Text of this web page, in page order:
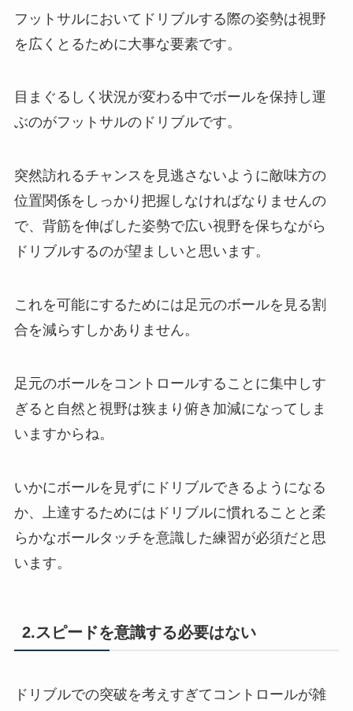
フットサルにおいてドリブルする際の姿勢は視野
を広くとるために大事な要素です。
目まぐるしく状況が変わる中でボールを保持し運
ぶのがフットサルのドリブルです。
突然訪れるチャンスを見逃さないように敵味方の
位置関係をしっかり把握しなければなりませんの
で、背筋を伸ばした姿勢で広い視野を保ちながら
ドリブルするのが望ましいと思います。
これを可能にするためには足元のボールを見る割
合を減らすしかありません。
足元のボールをコントロールすることに集中しす
ぎると自然と視野は狭まり俯き加減になってしま
いますからね。
いかにボールを見ずにドリブルできるようになる
か、上達するためにはドリブルに慣れることと柔
らかなボールタッチを意識した練習が必須だと思
います。
2.スピードを意識する必要はない
ドリブルでの突破を考えすぎてコントロールが雑